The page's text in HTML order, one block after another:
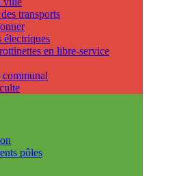
transports
électriques
en libre-service
pôles